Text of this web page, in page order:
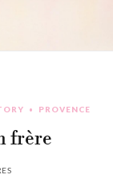
e I
PROVENCE
frère